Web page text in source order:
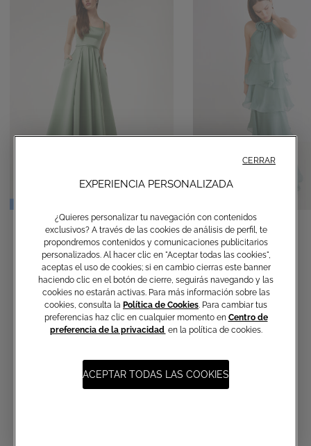
Vestido largo Firenze
€ 245,00 € 490,00 -50%
Vestido largo Febe
€ 420,00
Suscripción a las comunicaciones
EXPERIENCIA PERSONALIZADA
¿Quieres personalizar tu navegación con contenidos
exclusivos? A través de las cookies de análisis de perfil, te
propondremos contenidos y comunicaciones publicitarios
personalizados. Al hacer clic en "Aceptar todas las cookies",
aceptas el uso de cookies; si en cambio cierras este banner
haciendo clic en el botón de cierre, seguirás navegando y las
cookies no estarán activas. Para más información sobre las
cookies, consulta la Política de Cookies . Para cambiar tus
preferencias haz clic en cualquier momento en Centro de
preferencia de la privacidad en la política de cookies.
ACEPTAR TODAS LAS COOKIES
CERRAR